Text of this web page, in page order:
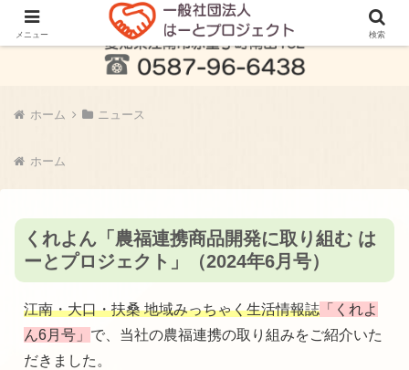
ホーム ニュース
ホーム
くれよん「農福連携商品開発に取り組む は
ーとプロジェクト」（2024年6月号）
江南・大口・扶桑 地域みっちゃく生活情報誌 「くれよ
ん6月号」 で、当社の農福連携の取り組みをご紹介いた
だきました。
メニュー 検索